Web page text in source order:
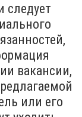
следует
вакансии,
или его